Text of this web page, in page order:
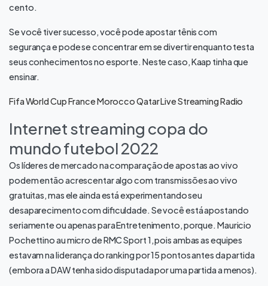
cento.
Se você tiver sucesso, você pode apostar tênis com
segurança e pode se concentrar em se divertir enquanto testa
seus conhecimentos no esporte. Neste caso, Kaap tinha que
ensinar.
Fifa World Cup France Morocco Qatar Live Streaming Radio
Internet streaming copa do
mundo futebol 2022
Os líderes de mercado na comparação de apostas ao vivo
podem então acrescentar algo com transmissões ao vivo
gratuitas, mas ele ainda está experimentando seu
desaparecimento com dificuldade. Se você está apostando
seriamente ou apenas para Entretenimento, porque. Mauricio
Pochettino au micro de RMC Sport 1, pois ambas as equipes
estavam na liderança do ranking por 15 pontos antes da partida
(embora a DAW tenha sido disputada por uma partida a menos).